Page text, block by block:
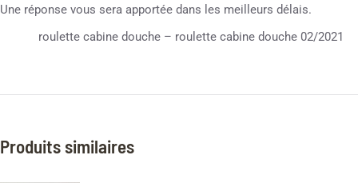
Une réponse vous sera apportée dans les meilleurs délais.
roulette cabine douche – roulette cabine douche 02/2021
Produits similaires